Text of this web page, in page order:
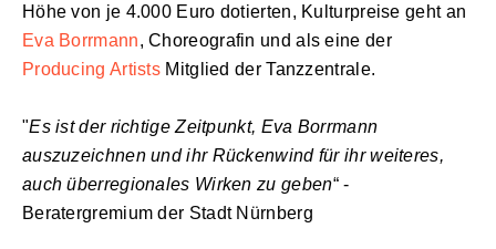
Höhe von je 4.000 Euro dotierten, Kulturpreise geht an
Eva Borrmann, Choreografin und als eine der
Producing Artists Mitglied der Tanzzentrale.
"Es ist der richtige Zeitpunkt, Eva Borrmann
auszuzeichnen und ihr Rückenwind für ihr weiteres,
auch überregionales Wirken zu geben“ -
Beratergremium der Stadt Nürnberg